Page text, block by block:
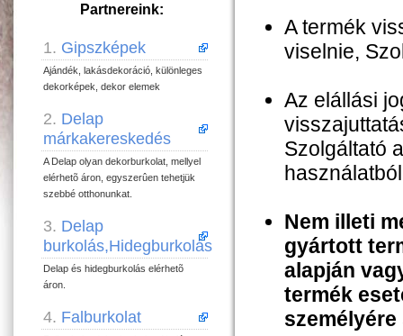
Partnereink:
1. Gipszképek
Ajándék, lakásdekoráció, különleges
dekorképek, dekor elemek
2. Delap
márkakereskedés
A Delap olyan dekorburkolat, mellyel
elérhetõ áron, egyszerûen tehetjük
szebbé otthonunkat.
3. Delap
burkolás,Hidegburkolás
Delap és hidegburkolás elérhetõ
áron.
4. Falburkolat
A termék
viselnie,
Az elállási
Szolgáltató
Nem illeti
gyártott
alapján
termék